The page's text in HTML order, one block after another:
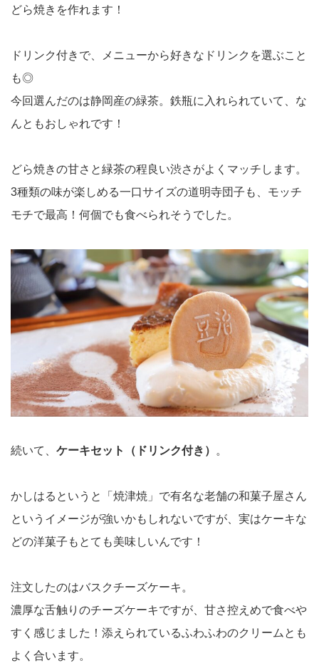
どら焼きを作れます！
ドリンク付きで、メニューから好きなドリンクを選ぶこと
も◎
今回選んだのは静岡産の緑茶。鉄瓶に入れられていて、な
んともおしゃれです！
どら焼きの甘さと緑茶の程良い渋さがよくマッチします。
3種類の味が楽しめる一口サイズの道明寺団子も、モッチ
モチで最高！何個でも食べられそうでした。
続いて、 ケーキセット（ドリンク付き） 。
かしはるというと「焼津焼」で有名な老舗の和菓子屋さん
というイメージが強いかもしれないですが、実はケーキな
どの洋菓子もとても美味しいんです！
注文したのはバスクチーズケーキ。
濃厚な舌触りのチーズケーキですが、甘さ控えめで食べや
すく感じました！添えられているふわふわのクリームとも
よく合います。